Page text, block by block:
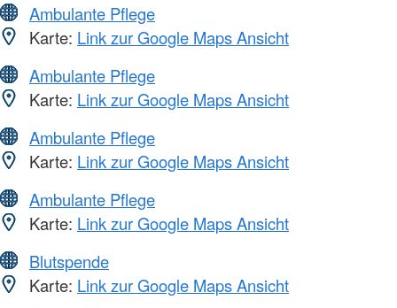
Ambulante Pflege
Karte: Link zur Google Maps Ansicht
Ambulante Pflege
Karte: Link zur Google Maps Ansicht
Ambulante Pflege
Karte: Link zur Google Maps Ansicht
Ambulante Pflege
Karte: Link zur Google Maps Ansicht
Blutspende
Karte: Link zur Google Maps Ansicht